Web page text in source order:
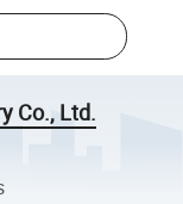
Co., Ltd.